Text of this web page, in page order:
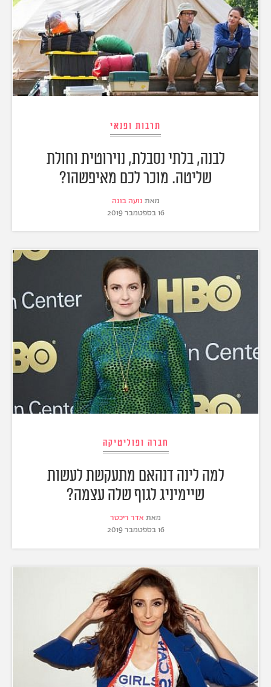
תרבות ופנאי
לבנה, בלתי נסבלת, נוירוטית וחולת
שליטה. מוכר לכם מאיפשהו?
מאת נועה בונה
16 בספטמבר 2019
חברה ופוליטיקה
למה לינה דנהאם מתעקשת לעשות
שיימיניג לגוף שלה עצמה?
מאת אדר ריכטר
16 בספטמבר 2019